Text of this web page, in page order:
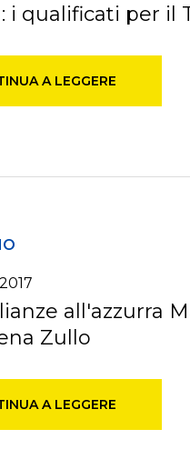
i qualificati per il
A LEGGERE
all'azzurra
Zullo
A LEGGERE